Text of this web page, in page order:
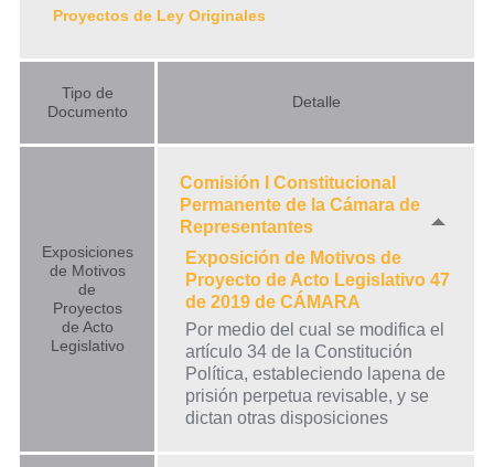
Proyectos de Ley Originales
Tipo de
Documento
Detalle
Exposiciones
de Motivos
de
Proyectos
de Acto
Legislativo
Comisión I Constitucional
Permanente de la Cámara de
Representantes
Exposición de Motivos de
Proyecto de Acto Legislativo 47
de 2019 de CÁMARA
Por medio del cual se modifica el
artículo 34 de la Constitución
Política, estableciendo lapena de
prisión perpetua revisable, y se
dictan otras disposiciones